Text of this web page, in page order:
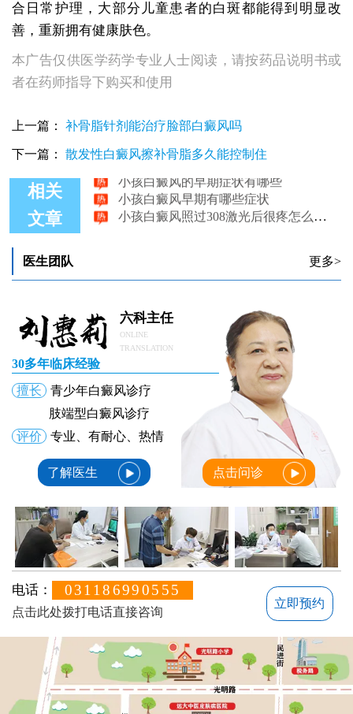
合日常护理，大部分儿童患者的白斑都能得到明显改
善，重新拥有健康肤色。
本广告仅供医学药学专业人士阅读，请按药品说明书或
者在药师指导下购买和使用
上一篇： 补骨脂针剂能治疗脸部白癜风吗
下一篇： 散发性白癜风擦补骨脂多久能控制住
相关
文章
小孩白癜风早期有哪些症状
小孩白癜风照过308激光后很疼怎么处理
冬季小孩白癜风不发展怎么治
小孩白癜风照过308后扩散了怎么办
医生团队 更多>
六科主任
ONLINE
TRANSLATION
30多年临床经验
擅长
青少年白癜风诊疗
肢端型白癜风诊疗
评价
专业、有耐心、热情
了解医生 点击问诊
电话： 031186990555
点击此处拨打电话直接咨询
立即预约